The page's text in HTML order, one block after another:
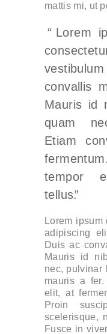
mattis mi, ut
Lorem
convallis
Mauris id
quam
Etiam
tempor
tellus.
Lorem
adipiscing
Duis ac
Mauris id
nec, pulvinar
mauris a
elit, at
Proin
scelerisque,
Fusce in